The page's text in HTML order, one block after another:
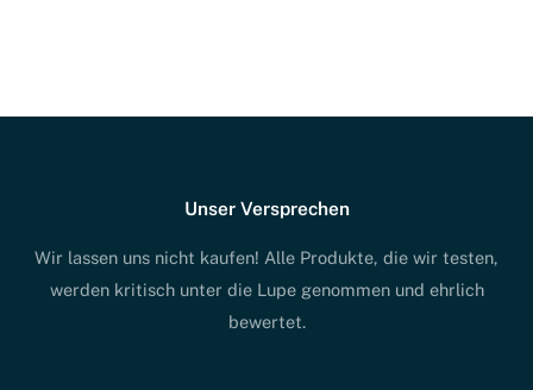
Unser Versprechen
Wir lassen uns nicht kaufen! Alle Produkte, die wir testen,
werden kritisch unter die Lupe genommen und ehrlich
bewertet.